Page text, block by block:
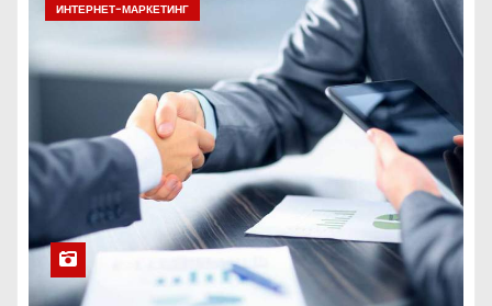
ИНТЕРНЕТ-МАРКЕТИНГ